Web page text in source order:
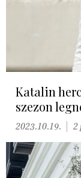
Katalin
szezon
2023.10.19. 2